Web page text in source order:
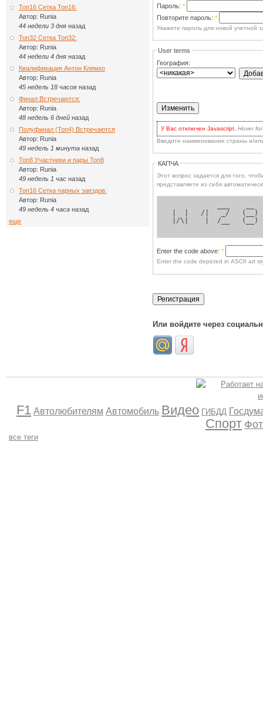
Топ16 Сетка Топ16:
Автор: Runia
44 недели 3 дняназад
Топ32 Сетка Топ32:
Автор: Runia
44 недели 4 дняназад
Квалификация Антон Клямко
Автор: Runia
45 недель 18 часовназад
Финал Встречаются:
Автор: Runia
48 недель 6 днейназад
Полуфинал (Топ4) Встречаются
Автор: Runia
49 недель 1 минутаназад
Топ8 Участники и пары Топ8
Автор: Runia
49 недель 1 часназад
Топ16 Сетка парных заездов:
Автор: Runia
49 недель 4 часаназад
еще
Пароль: *
Повторите пароль: *
Укажите пароль для новой учетной
User terms
География:
У Вас отключен Javascript. Hover
для волнения: вы по-прежнему
есть два варианта:
наиболее продвинутых.
Кликать на кнопкеUpdate
dropbox you'd like to remove.
Введите наименование страны и/
КАПЧА
Этот вопрос задается для того, чтобы
представляете из себя
|  |   /|   _/   (__)
|/\|    |  /__   (__)
Enter the code above: *
Enter the code depicted in ASCII art
Или войдите через
F1 Автолюбителям Автомобиль Видео ГИБДД
Спорт
все теги